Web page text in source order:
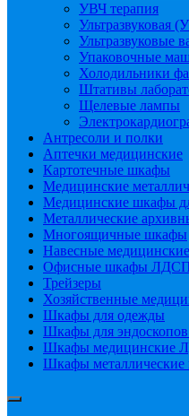
УВЧ терапия
Ультразвуковая
Ультразвуковые
Упаковочные
Холодильники
Штативы
Щелевые лампы
Антресоли и полки
Аптечки медицинские
Картотечные шкафы
Медицинские
Медицинские шкафы
Металлические
Многоящичные шкафы
Навесные
Офисные шкафы
Трейзеры
Хозяйственные
Шкафы для одежды
Шкафы для эндоскопов
Шкафы медицинские
Шкафы металлические